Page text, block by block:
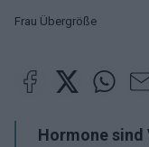
Frau Übergröße
Hormone sind